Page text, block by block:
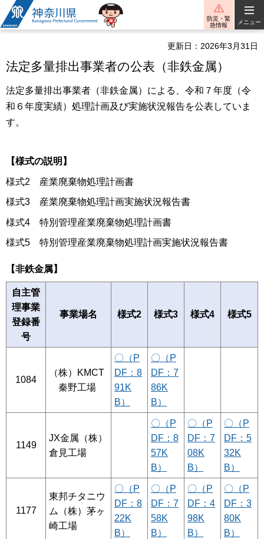
神奈川県
防災・緊
急情報
メニュー
更新日：2026年3月31日
法定多量排出事業者の公表（非鉄金属）
法定多量排出事業者（非鉄金属）による、令和７年度（令
和６年度実績）処理計画及び実施状況報告を公表していま
す。
【様式の説明】
様式2 産業廃棄物処理計画書
様式3 産業廃棄物処理計画実施状況報告書
様式4 特別管理産業廃棄物処理計画書
様式5 特別管理産業廃棄物処理計画実施状況報告書
【非鉄金属】
自主管
理事業
登録番
号
事業場名 様式2 様式3 様式4 様式5
1084
（株）KMCT
秦野工場
〇（P
DF：8
91K
B）
〇（P
DF：7
86K
B）
1149
JX金属（株）
倉見工場
〇（P
DF：8
57K
B）
〇（P
DF：7
08K
B）
〇（P
DF：5
32K
B）
1177
東邦チタニウ
ム（株）茅ヶ
崎工場
〇（P
DF：8
22K
B）
〇（P
DF：7
58K
B）
〇（P
DF：4
98K
B）
〇（P
DF：3
80K
B）